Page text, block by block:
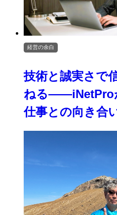
技術と誠実さで
ねる――iNetPro
仕事との向き合
経営の余白